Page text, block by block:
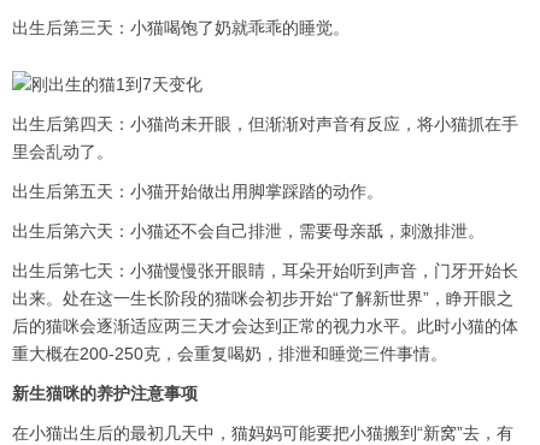
出生后第三天：小猫喝饱了奶就乖乖的睡觉。
出生后第四天：小猫尚未开眼，但渐渐对声音有反应，将小猫抓在手
里会乱动了。
出生后第五天：小猫开始做出用脚掌踩踏的动作。
出生后第六天：小猫还不会自己排泄，需要母亲舐，刺激排泄。
出生后第七天：小猫慢慢张开眼睛，耳朵开始听到声音，门牙开始长
出来。处在这一生长阶段的猫咪会初步开始“了解新世界”，睁开眼之
后的猫咪会逐渐适应两三天才会达到正常的视力水平。此时小猫的体
重大概在200-250克，会重复喝奶，排泄和睡觉三件事情。
新生猫咪的养护注意事项
在小猫出生后的最初几天中，猫妈妈可能要把小猫搬到“新窝”去，有